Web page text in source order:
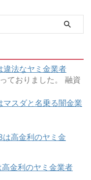
法なヤミ金業者
ておりました。 融資
スダと名乗る闇金業
高金利のヤミ金
金利のヤミ金業者